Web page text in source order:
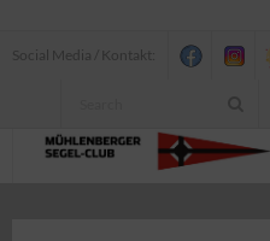
Social Media / Kontakt: